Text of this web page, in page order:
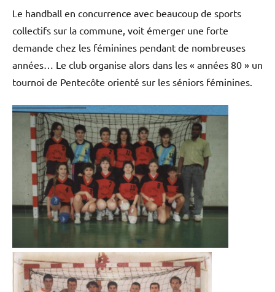
Le handball en concurrence avec beaucoup de sports
collectifs sur la commune, voit émerger une forte
demande chez les féminines pendant de nombreuses
années… Le club organise alors dans les « années 80 » un
tournoi de Pentecôte orienté sur les séniors féminines.